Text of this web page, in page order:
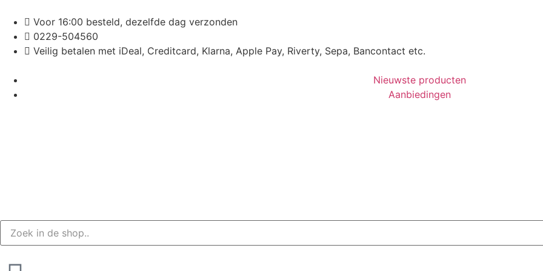
Voor 16:00 besteld, dezelfde dag verzonden
0229-504560
Veilig betalen met iDeal, Creditcard, Klarna, Apple Pay, Riverty, Sepa, Bancontact etc.
Nieuwste producten
Aanbiedingen